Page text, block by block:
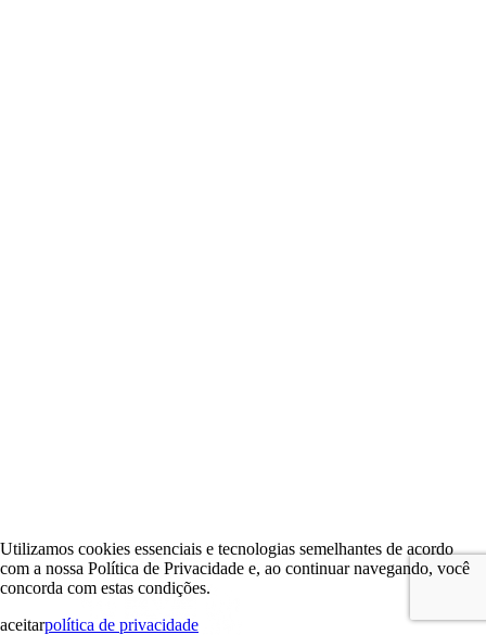
Utilizamos cookies essenciais e tecnologias semelhantes de acordo
com a nossa Política de Privacidade e, ao continuar navegando, você
concorda com estas condições.
aceitarpolítica de privacidade